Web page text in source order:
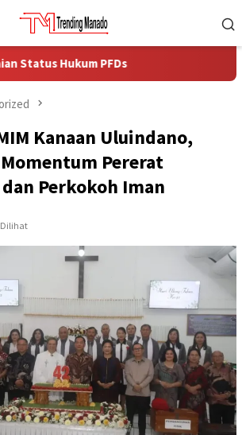
PFDs
Kanaan Uluindano,
Pererat
Perkokoh Iman
Dilihat